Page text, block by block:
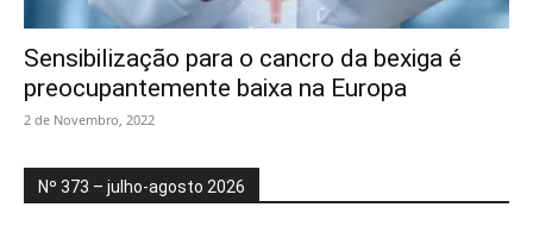
Sensibilização para o cancro da bexiga é
preocupantemente baixa na Europa
2 de Novembro, 2022
Nº 373 – julho-agosto 2026